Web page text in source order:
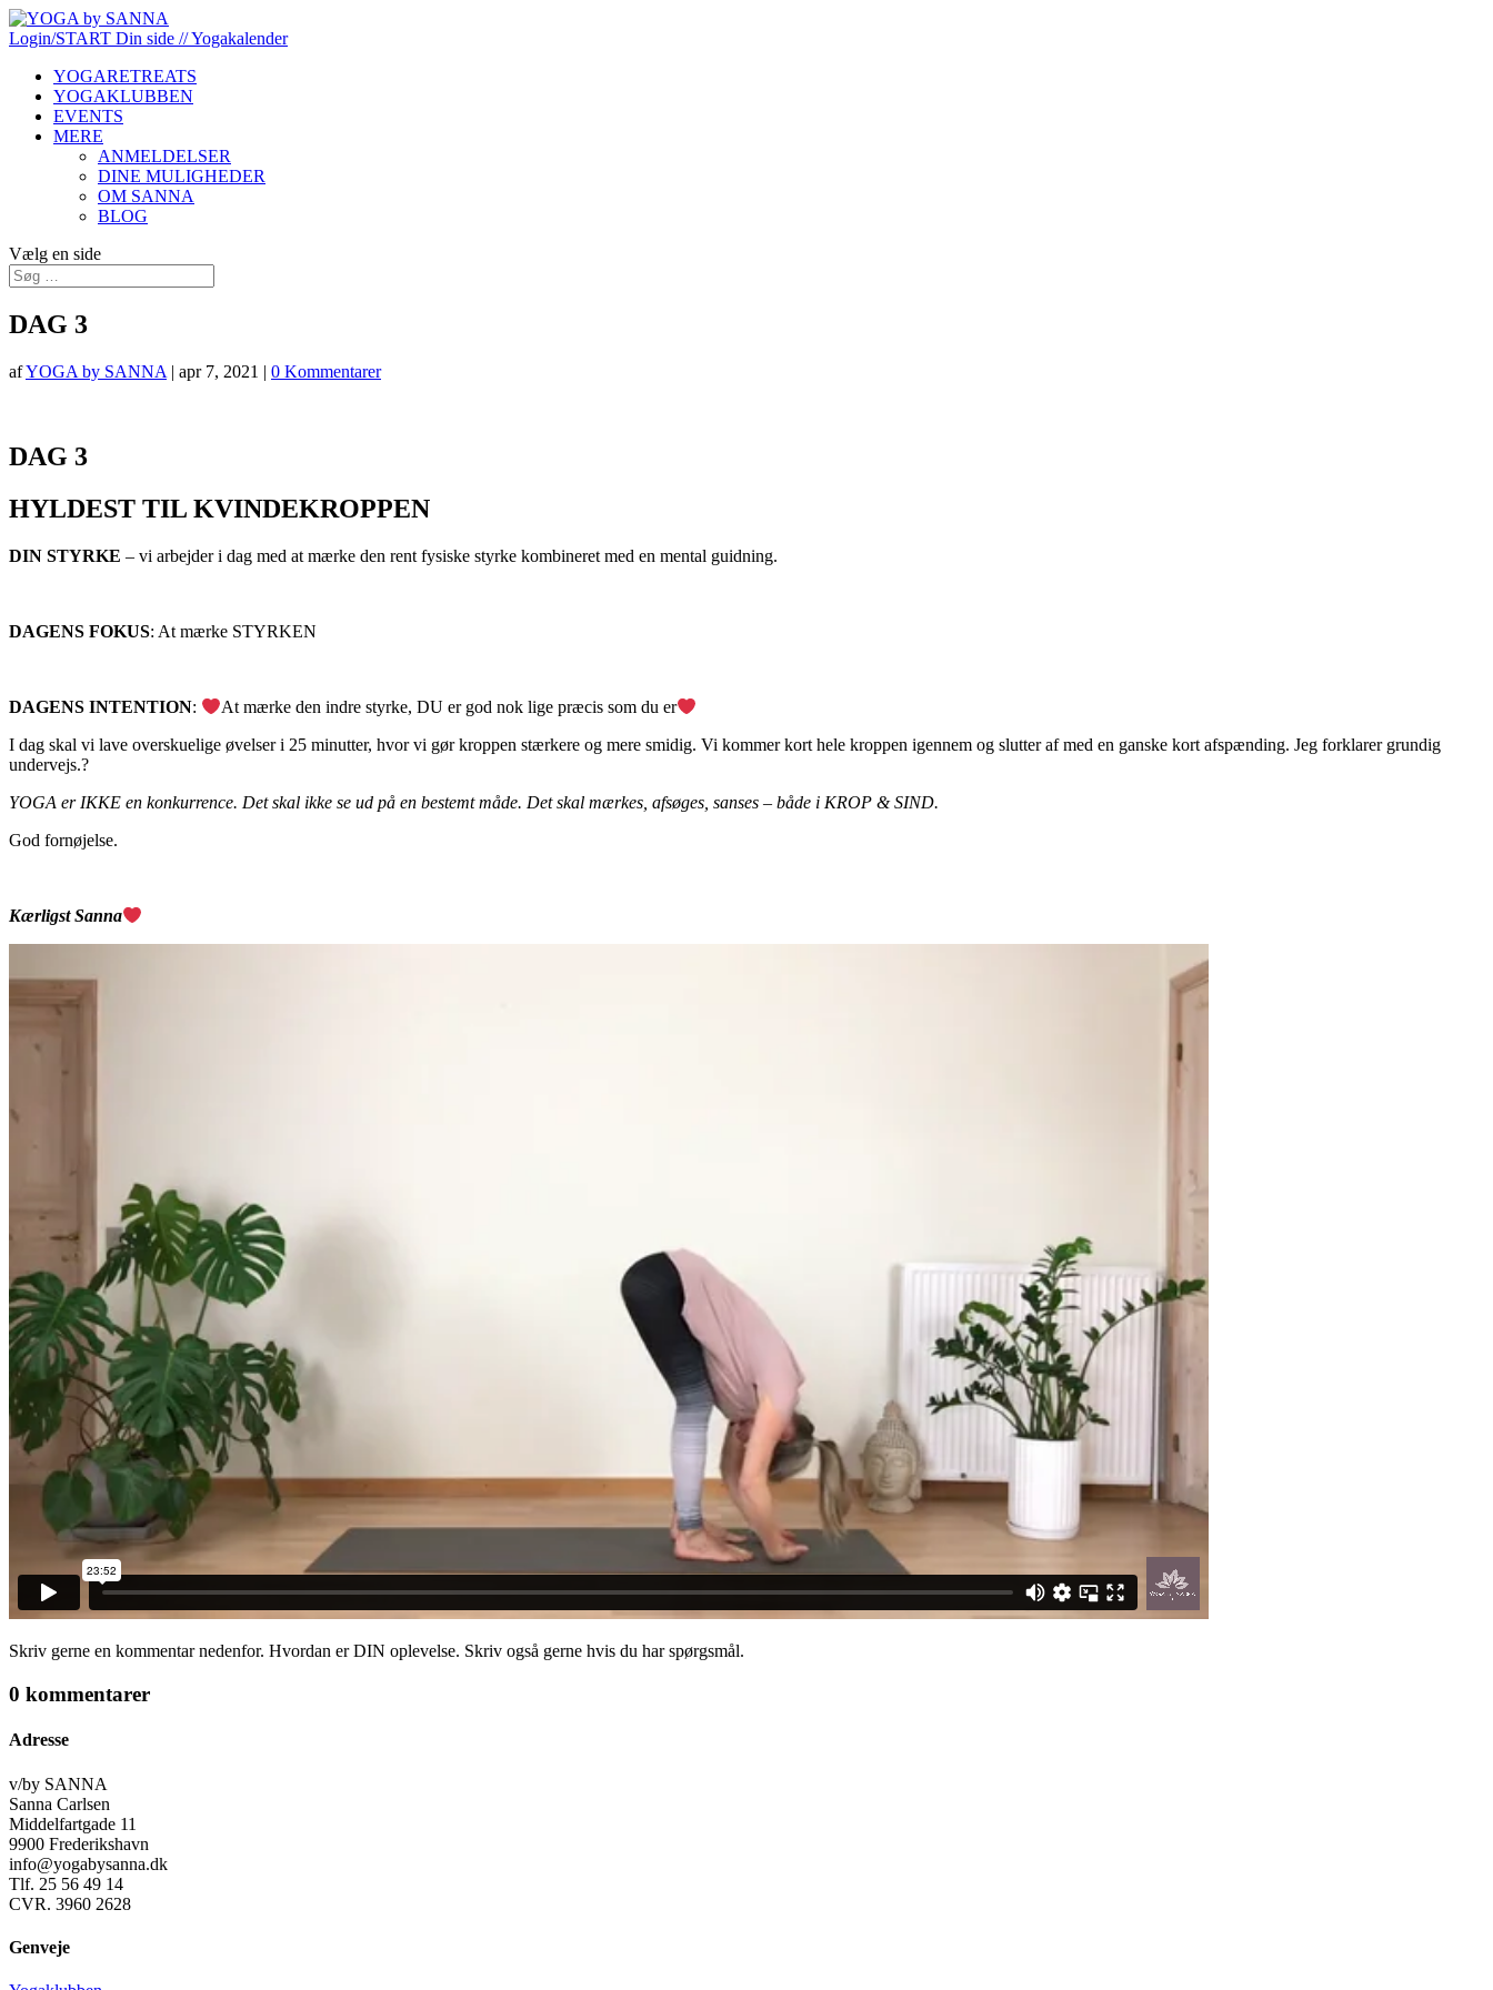
Login/START Din side // Yogakalender
YOGARETREATS
YOGAKLUBBEN
EVENTS
MERE
ANMELDELSER
DINE MULIGHEDER
OM SANNA
BLOG
Vælg en side
DAG 3
afYOGA by SANNA | apr 7, 2021 | 0 Kommentarer
DAG 3
HYLDEST TIL KVINDEKROPPEN
DIN STYRKE – vi arbejder i dag med at mærke den rent fysiske styrke kombineret med en mental guidning.
DAGENS FOKUS: At mærke STYRKEN
DAGENS INTENTION:
At mærke den indre styrke, DU er god nok lige præcis som du er
I dag skal vi lave overskuelige øvelser i 25 minutter, hvor vi gør kroppen stærkere og mere smidig. Vi kommer kort hele kroppen igennem og slutter af med en ganske kort afspænding. Jeg forklarer grundig
undervejs.?
YOGA er IKKE en konkurrence. Det skal ikke se ud på en bestemt måde. Det skal mærkes, afsøges, sanses – både i KROP & SIND.
God fornøjelse.
Kærligst Sanna
Skriv gerne en kommentar nedenfor. Hvordan er DIN oplevelse. Skriv også gerne hvis du har spørgsmål.
0 kommentarer
Adresse
v/by SANNA
Sanna Carlsen
Middelfartgade 11
9900 Frederikshavn
info@yogabysanna.dk
Tlf. 25 56 49 14
CVR. 3960 2628
Genveje